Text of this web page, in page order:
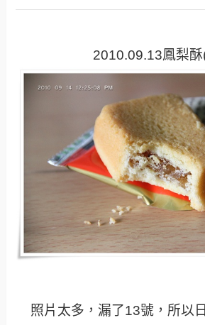
2010.09.13鳳梨
照片太多，漏了13號，所以